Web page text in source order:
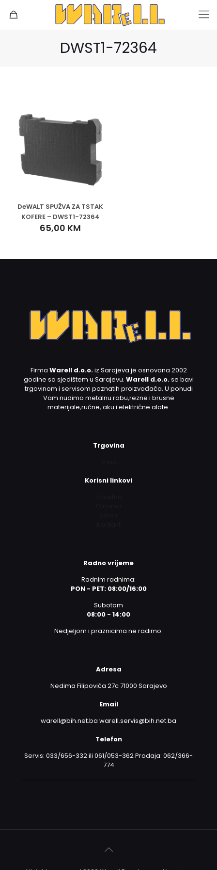
DWST1-72364
DeWALT SPUŽVA ZA TSTAK
KOFERE – DWST1-72364
65,00 KM
Firma Warell d.o.o.iz Sarajeva je osnovana 2002
godine sa sjedištem u Sarajevu. Warell d.o.o.se bavi
trgovinom i servisom poznatih proizvođača. U ponudi
Vam nudimo metalnu robu,rezne i brusne
materijale,ručne, aku i električne alate.
Trgovina
Korisni linkovi
Radno vrijeme
Radnim radnima:
PON - PET: 08:00/16:00
Subotom
08:00 - 14:00
Nedjeljom i praznicima ne radimo.
Adresa
Nedima Filipovića 27c 71000 Sarajevo
Email
warell@bih.net.ba warell.servis@bih.net.ba
Telefon
Servis: 033/656-332 ili 061/053-362 Prodaja: 062/366-
774